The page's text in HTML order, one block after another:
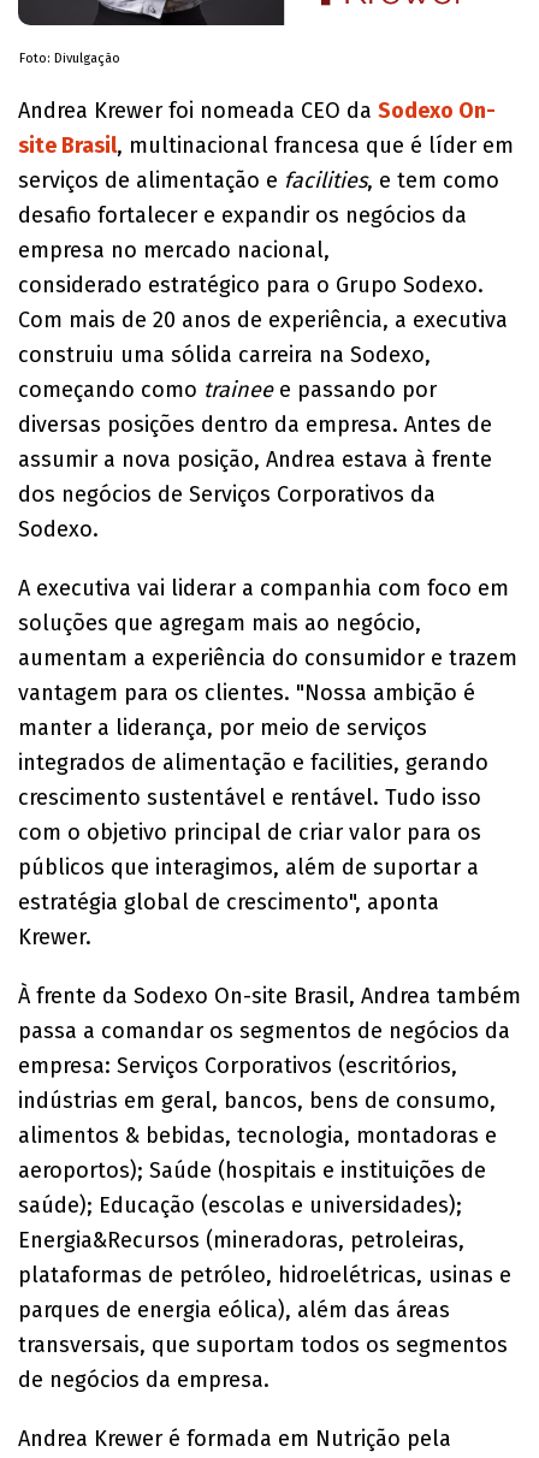
Foto: Divulgação
Andrea Krewer foi nomeada CEO da Sodexo On-
site Brasil, multinacional francesa que é líder em
serviços de alimentação e facilities, e tem como
desafio fortalecer e expandir os negócios da
empresa no mercado nacional,
considerado estratégico para o Grupo Sodexo.
Com mais de 20 anos de experiência, a executiva
construiu uma sólida carreira na Sodexo,
começando como trainee e passando por
diversas posições dentro da empresa. Antes de
assumir a nova posição, Andrea estava à frente
dos negócios de Serviços Corporativos da
Sodexo.
A executiva vai liderar a companhia com foco em
soluções que agregam mais ao negócio,
aumentam a experiência do consumidor e trazem
vantagem para os clientes. "Nossa ambição é
manter a liderança, por meio de serviços
integrados de alimentação e facilities, gerando
crescimento sustentável e rentável. Tudo isso
com o objetivo principal de criar valor para os
públicos que interagimos, além de suportar a
estratégia global de crescimento", aponta
Krewer.
À frente da Sodexo On-site Brasil, Andrea também
passa a comandar os segmentos de negócios da
empresa: Serviços Corporativos (escritórios,
indústrias em geral, bancos, bens de consumo,
alimentos & bebidas, tecnologia, montadoras e
aeroportos); Saúde (hospitais e instituições de
saúde); Educação (escolas e universidades);
Energia&Recursos (mineradoras, petroleiras,
plataformas de petróleo, hidroelétricas, usinas e
parques de energia eólica), além das áreas
transversais, que suportam todos os segmentos
de negócios da empresa.
Andrea Krewer é formada em Nutrição pela